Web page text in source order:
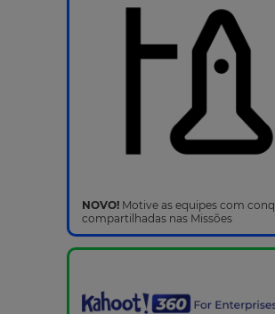
NOVO! Motive as equipes com
compartilhadas nas Missões